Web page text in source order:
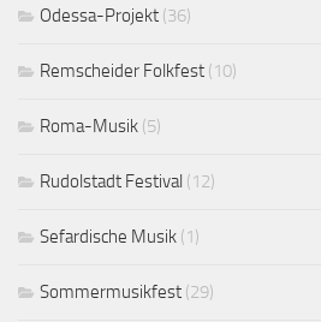
Odessa-Projekt (36)
Remscheider Folkfest (10)
Roma-Musik (5)
Rudolstadt Festival (12)
Sefardische Musik (1)
Sommermusikfest (29)